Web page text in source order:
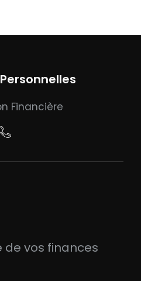
Financière
de vos finances